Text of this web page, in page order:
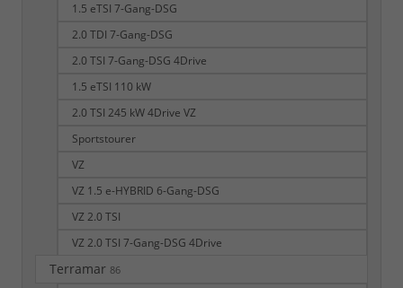
1.5 eTSI 7-Gang-DSG
2.0 TDI 7-Gang-DSG
2.0 TSI 7-Gang-DSG 4Drive
1.5 eTSI 110 kW
2.0 TSI 245 kW 4Drive VZ
Sportstourer
VZ
VZ 1.5 e-HYBRID 6-Gang-DSG
VZ 2.0 TSI
VZ 2.0 TSI 7-Gang-DSG 4Drive
Terramar 86